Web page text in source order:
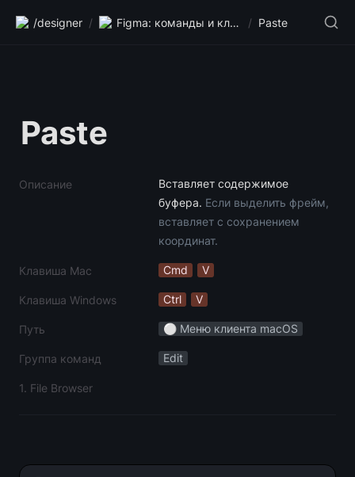
/designer / Figma: команды и клавиши / Paste
Paste
Описание
Вставляет содержимое
буфера. Если выделить фрейм,
вставляет с сохранением
координат.
Клавиша Mac Cmd V
Клавиша Windows Ctrl V
Путь ⚪️ Меню клиента macOS
Группа команд Edit
1. File Browser